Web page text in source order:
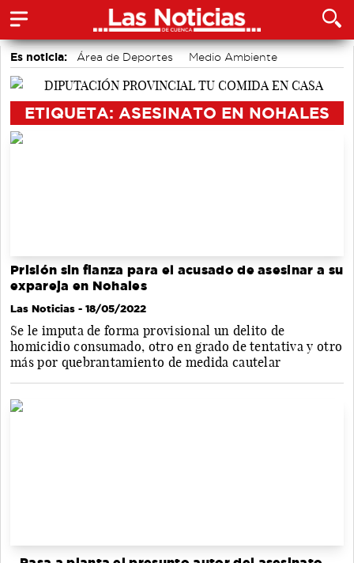
Es noticia: Área de Deportes
Medio Ambiente
Bádminton
accidentes laborales
ETIQUETA: ASESINATO EN NOHALES
Prisión sin fianza para el acusado de asesinar a su
expareja en Nohales
Las Noticias - 18/05/2022
Se le imputa de forma provisional un delito de
homicidio consumado, otro en grado de tentativa y otro
más por quebrantamiento de medida cautelar